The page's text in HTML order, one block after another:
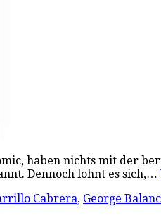
haben nichts mit der
Dennoch lohnt es sich,…
Cabrera, George